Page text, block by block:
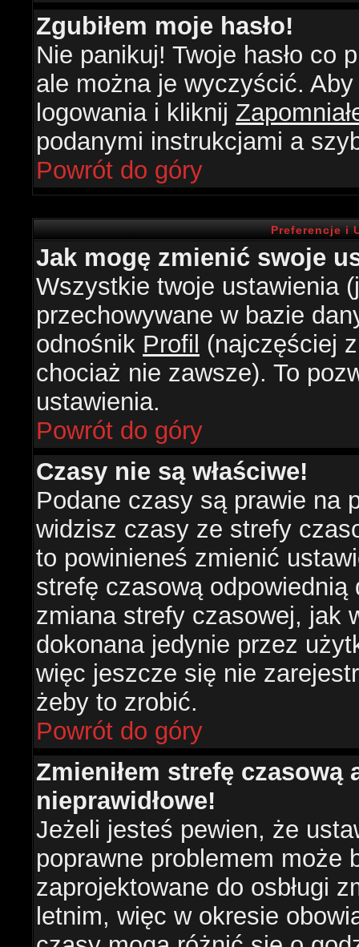
Zgubiłem moje hasło!
Nie panikuj! Twoje hasło co
ale można je wyczyścić.
logowania i kliknij
podanymi instrukcjami a
Powrót do góry
Preferencje i
Jak mogę zmienić swoje
Wszystkie twoje ustawienia
przechowywane w bazie
odnośnik Profil (najczęściej
chociaż nie zawsze). To
ustawienia.
Powrót do góry
Czasy nie są właściwe!
Podane czasy są prawie na
widzisz czasy ze strefy
to powinieneś zmienić
strefę czasową
zmiana strefy czasowej, jak
dokonana jedynie przez
więc jeszcze się nie
żeby to zrobić.
Powrót do góry
Zmieniłem strefę czasową
nieprawidłowe!
Jeżeli jesteś pewien, że
poprawne problemem może
zaprojektowane do osbługi
letnim, więc w okresie